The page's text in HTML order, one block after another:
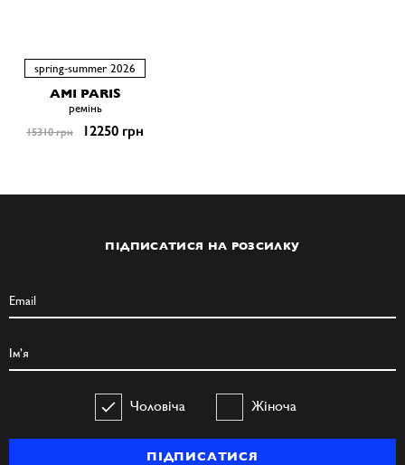
spring-summer 2026
AMI PARIS
ремiнь
15310 грн 12250 грн
ПІДПИСАТИСЯ НА РОЗСИЛКУ
Чоловіча Жіноча
ПІДПИСАТИСЯ